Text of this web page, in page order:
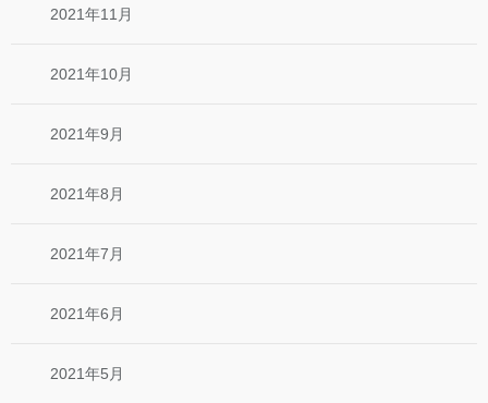
2021年11月
2021年10月
2021年9月
2021年8月
2021年7月
2021年6月
2021年5月